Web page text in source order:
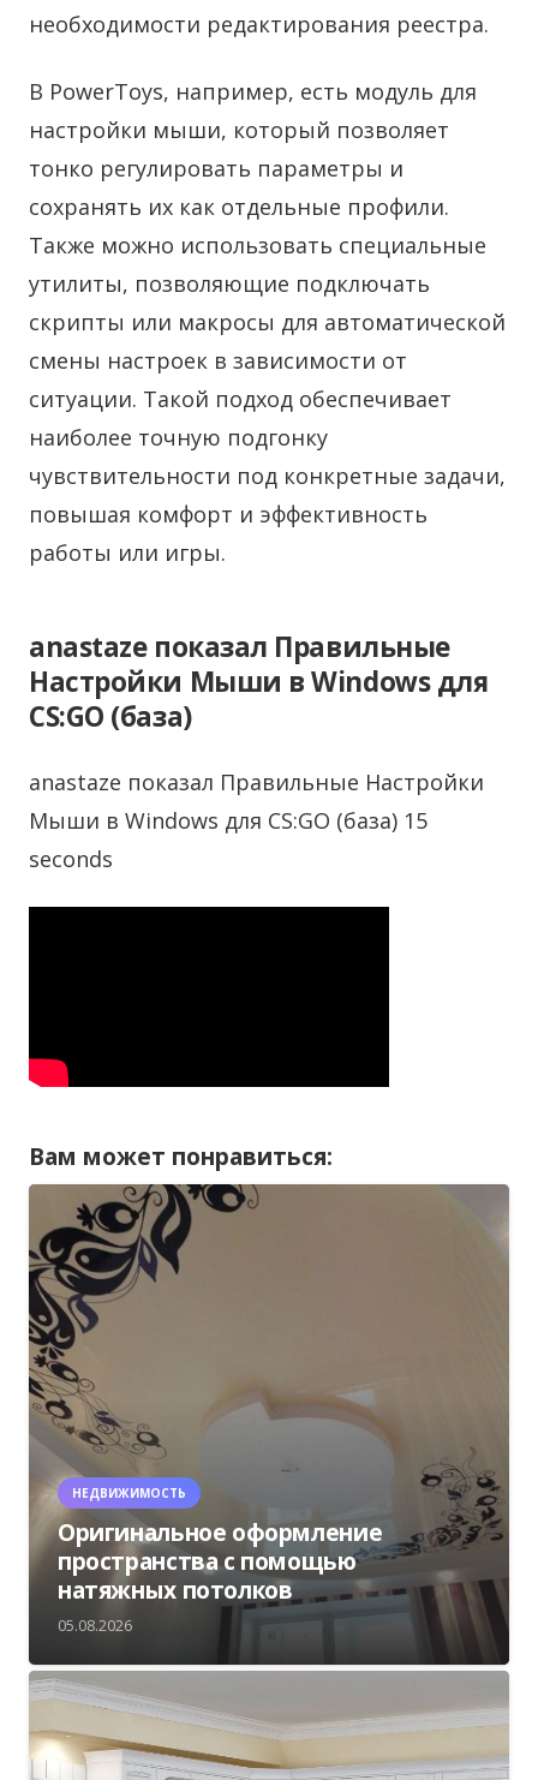
необходимости редактирования реестра.
В PowerToys, например, есть модуль для
настройки мыши, который позволяет
тонко регулировать параметры и
сохранять их как отдельные профили.
Также можно использовать специальные
утилиты, позволяющие подключать
скрипты или макросы для автоматической
смены настроек в зависимости от
ситуации. Такой подход обеспечивает
наиболее точную подгонку
чувствительности под конкретные задачи,
повышая комфорт и эффективность
работы или игры.
anastaze показал Правильные
Настройки Мыши в Windows для
CS:GO (база)
anastaze показал Правильные Настройки
Мыши в Windows для CS:GO (база) 15
seconds
Вам может понравиться:
НЕДВИЖИМОСТЬ
Оригинальное оформление
пространства с помощью
натяжных потолков
05.08.2026